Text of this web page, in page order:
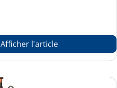
Afficher l'article